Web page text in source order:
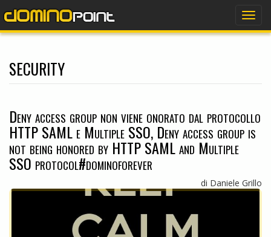
security
Deny access group non viene onorato dal protocollo
HTTP SAML e Multiple SSO, Deny access group is
not being honored by HTTP SAML and Multiple
SSO protocol#dominoforever
di Daniele Grillo